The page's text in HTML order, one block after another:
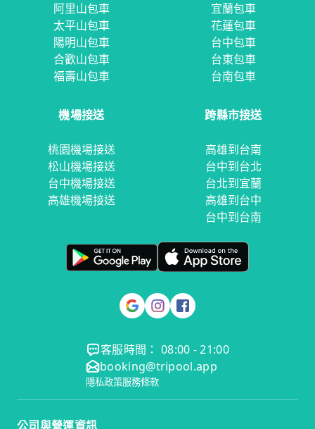
阿里山包車
太平山包車
陽明山包車
合歡山包車
福壽山包車
宜蘭包車
花蓮包車
台中包車
台東包車
台南包車
機場接送
桃園機場接送
松山機場接送
台中機場接送
高雄機場接送
跨縣市接送
高雄到台南
台中到台北
台北到宜蘭
高雄到台中
台中到台南
客服時間： 08:00 - 21:00
booking@tripool.app
隱私政策服務條款
公司與營運資訊